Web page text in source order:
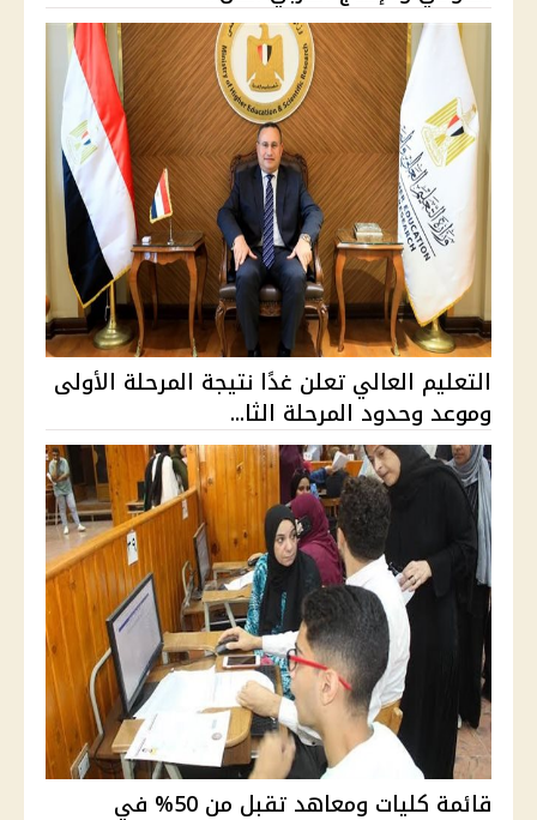
التعليم العالي تعلن غدًا نتيجة المرحلة الأولى
وموعد وحدود المرحلة الثا...
قائمة كليات ومعاهد تقبل من 50% في